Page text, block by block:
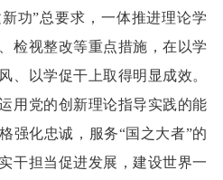
功”总要求，一体推进理论学
检视整改等重点措施，在以学
、以学促干上取得明显成效。
用党的创新理论指导实践的能
强化忠诚，服务“国之大者”的
干担当促进发展，建设世界一